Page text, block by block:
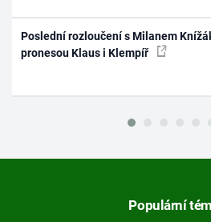
Poslední rozloučení s Milanem
pronesou Klaus i Klempíř
Populární